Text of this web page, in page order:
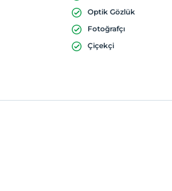
Optik Gözlük
Fotoğrafçı
Çiçekçi